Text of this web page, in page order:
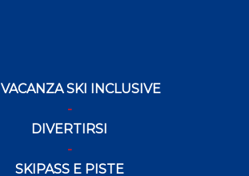
VACANZA SKI INCLUSIVE
DIVERTIRSI
SKIPASS E PISTE